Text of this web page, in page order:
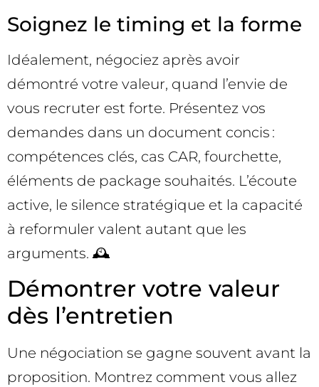
Soignez le timing et la forme
Idéalement, négociez après avoir
démontré votre valeur, quand l’envie de
vous recruter est forte. Présentez vos
demandes dans un document concis :
compétences clés, cas CAR, fourchette,
éléments de package souhaités. L’écoute
active, le silence stratégique et la capacité
à reformuler valent autant que les
arguments. 🕰️
Démontrer votre valeur
dès l’entretien
Une négociation se gagne souvent avant la
proposition. Montrez comment vous allez